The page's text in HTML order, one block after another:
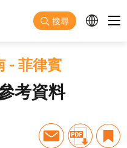
搜尋
- 菲律賓
考資料